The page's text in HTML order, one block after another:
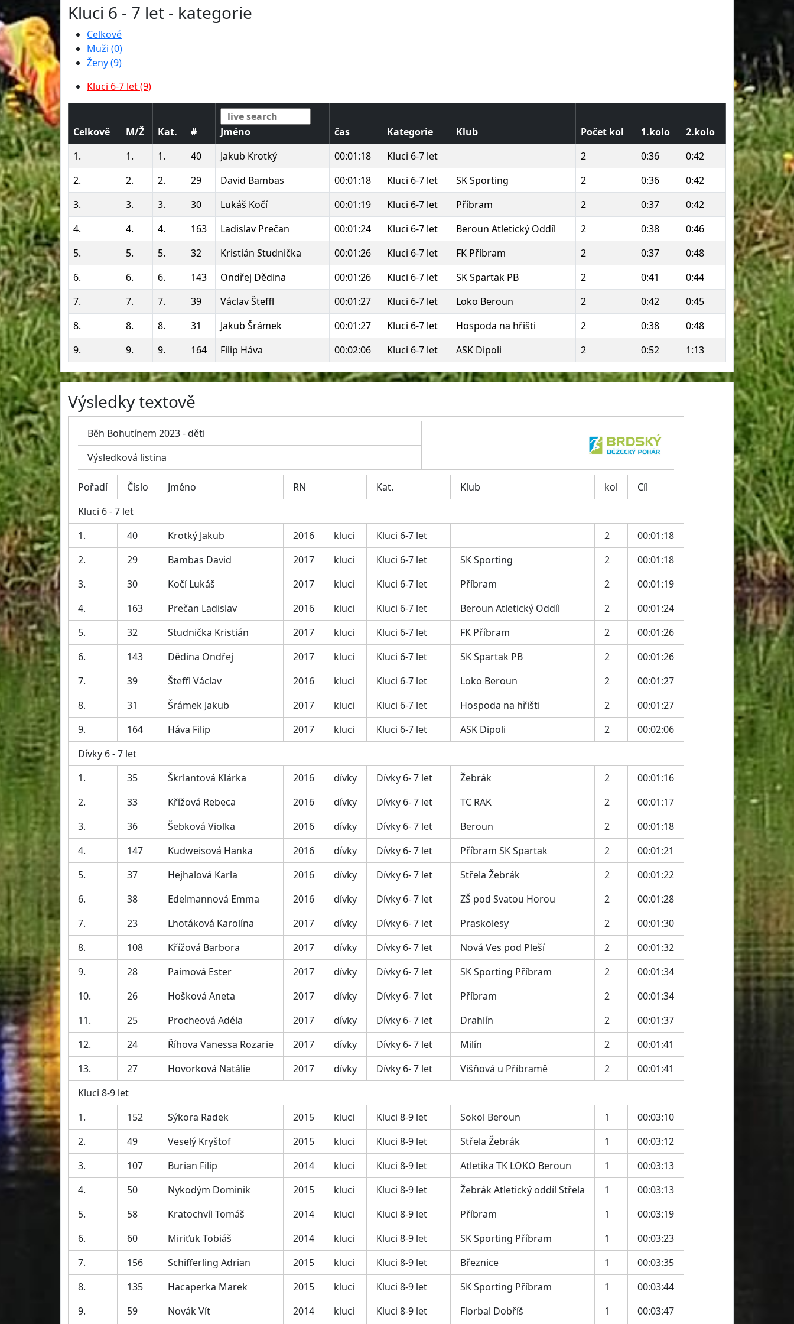
Kluci 6 - 7 let - kategorie
Celkové
Muži (0)
Ženy (9)
Kluci 6-7 let (9)
Celkově M/Ž Kat. # Jméno čas Kategorie Klub Počet kol 1.kolo
2.kolo
1.
1. 1. 40 Jakub Krotký 00:01:18 Kluci 6-7 let 2 0:36
0:42
2.
2. 2. 29 David Bambas 00:01:18 Kluci 6-7 let SK Sporting 2 0:36
0:42
3.
3. 3. 30 Lukáš Kočí 00:01:19 Kluci 6-7 let Příbram 2 0:37
0:42
4.
4. 4. 163 Ladislav Prečan 00:01:24 Kluci 6-7 let Beroun Atletický Oddíl 2 0:38
0:46
5.
5. 5. 32 Kristián Studnička 00:01:26 Kluci 6-7 let FK Příbram 2 0:37
0:48
6.
6. 6. 143 Ondřej Dědina 00:01:26 Kluci 6-7 let SK Spartak PB 2 0:41
0:44
7.
7. 7. 39 Václav Šteffl 00:01:27 Kluci 6-7 let Loko Beroun 2 0:42
0:45
8.
8. 8. 31 Jakub Šrámek 00:01:27 Kluci 6-7 let Hospoda na hřišti 2 0:38
0:48
9.
9. 9. 164 Filip Háva 00:02:06 Kluci 6-7 let ASK Dipoli 2 0:52 1:13
Výsledky textově
Běh Bohutínem 2023 - děti
Výsledková listina
Pořadí Číslo Jméno RN Kat. Klub kol
Cíl
Kluci 6 - 7 let
1.
40 Krotký Jakub 2016 kluci Kluci 6-7 let 2
00:01:18
2.
29 Bambas David 2017 kluci Kluci 6-7 let SK Sporting 2
00:01:18
3.
30 Kočí Lukáš 2017 kluci Kluci 6-7 let Příbram 2
00:01:19
4.
163 Prečan Ladislav 2016 kluci Kluci 6-7 let Beroun Atletický Oddíl 2
00:01:24
5.
32 Studnička Kristián 2017 kluci Kluci 6-7 let FK Příbram 2
00:01:26
6.
143 Dědina Ondřej 2017 kluci Kluci 6-7 let SK Spartak PB 2
00:01:26
7.
39 Šteffl Václav 2016 kluci Kluci 6-7 let Loko Beroun 2
00:01:27
8.
31 Šrámek Jakub 2017 kluci Kluci 6-7 let Hospoda na hřišti 2
00:01:27
9.
164 Háva Filip 2017 kluci Kluci 6-7 let ASK Dipoli 2
00:02:06
Dívky 6 - 7 let
1.
35 Škrlantová Klárka 2016 dívky Dívky 6- 7 let Žebrák 2
00:01:16
2.
33 Křížová Rebeca 2016 dívky Dívky 6- 7 let TC RAK 2
00:01:17
3.
36 Šebková Violka 2016 dívky Dívky 6- 7 let Beroun 2
00:01:18
4.
147 Kudweisová Hanka 2016 dívky Dívky 6- 7 let Příbram SK Spartak 2
00:01:21
5.
37 Hejhalová Karla 2016 dívky Dívky 6- 7 let Střela Žebrák 2
00:01:22
6.
38 Edelmannová Emma 2016 dívky Dívky 6- 7 let ZŠ pod Svatou Horou 2
00:01:28
7.
23 Lhotáková Karolína 2017 dívky Dívky 6- 7 let Praskolesy 2
00:01:30
8.
108 Křížová Barbora 2017 dívky Dívky 6- 7 let Nová Ves pod Pleší 2
00:01:32
9.
28 Paimová Ester 2017 dívky Dívky 6- 7 let SK Sporting Příbram 2
00:01:34
10.
26 Hošková Aneta 2017 dívky Dívky 6- 7 let Příbram 2
00:01:34
11.
25 Procheová Adéla 2017 dívky Dívky 6- 7 let Drahlín 2
00:01:37
12.
24 Říhova Vanessa Rozarie 2017 dívky Dívky 6- 7 let Milín 2
00:01:41
13.
27 Hovorková Natálie 2017 dívky Dívky 6- 7 let Višňová u Příbramě 2
00:01:41
Kluci 8-9 let
1.
152 Sýkora Radek 2015 kluci Kluci 8-9 let Sokol Beroun 1
00:03:10
2.
49 Veselý Kryštof 2015 kluci Kluci 8-9 let Střela Žebrák 1
00:03:12
3.
107 Burian Filip 2014 kluci Kluci 8-9 let Atletika TK LOKO Beroun 1
00:03:13
4.
50 Nykodým Dominik 2015 kluci Kluci 8-9 let Žebrák Atletický oddíl Střela 1
00:03:13
5.
58 Kratochvíl Tomáš 2014 kluci Kluci 8-9 let Příbram 1
00:03:19
6.
60 Miriťuk Tobiáš 2014 kluci Kluci 8-9 let SK Sporting Příbram 1
00:03:23
7.
156 Schifferling Adrian 2015 kluci Kluci 8-9 let Březnice 1
00:03:35
8.
135 Hacaperka Marek 2015 kluci Kluci 8-9 let SK Sporting Příbram 1
00:03:44
9.
59 Novák Vít 2014 kluci Kluci 8-9 let Florbal Dobříš 1 00:03:47